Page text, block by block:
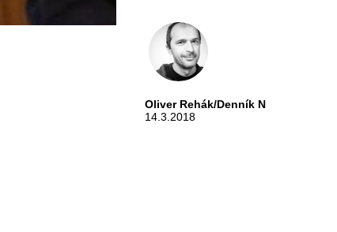
Oliver Rehák/Denník N
14.3.2018